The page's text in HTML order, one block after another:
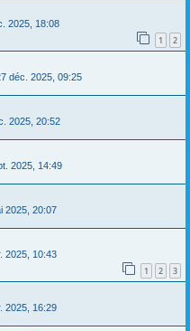
2025, 18:08
1 2
déc. 2025, 09:25
2025, 20:52
2025, 14:49
2025, 20:07
2025, 10:43
1 2 3
2025, 16:29